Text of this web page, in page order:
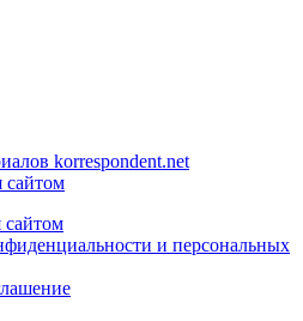
korrespondent.net
сайтом
сайтом
и персональных